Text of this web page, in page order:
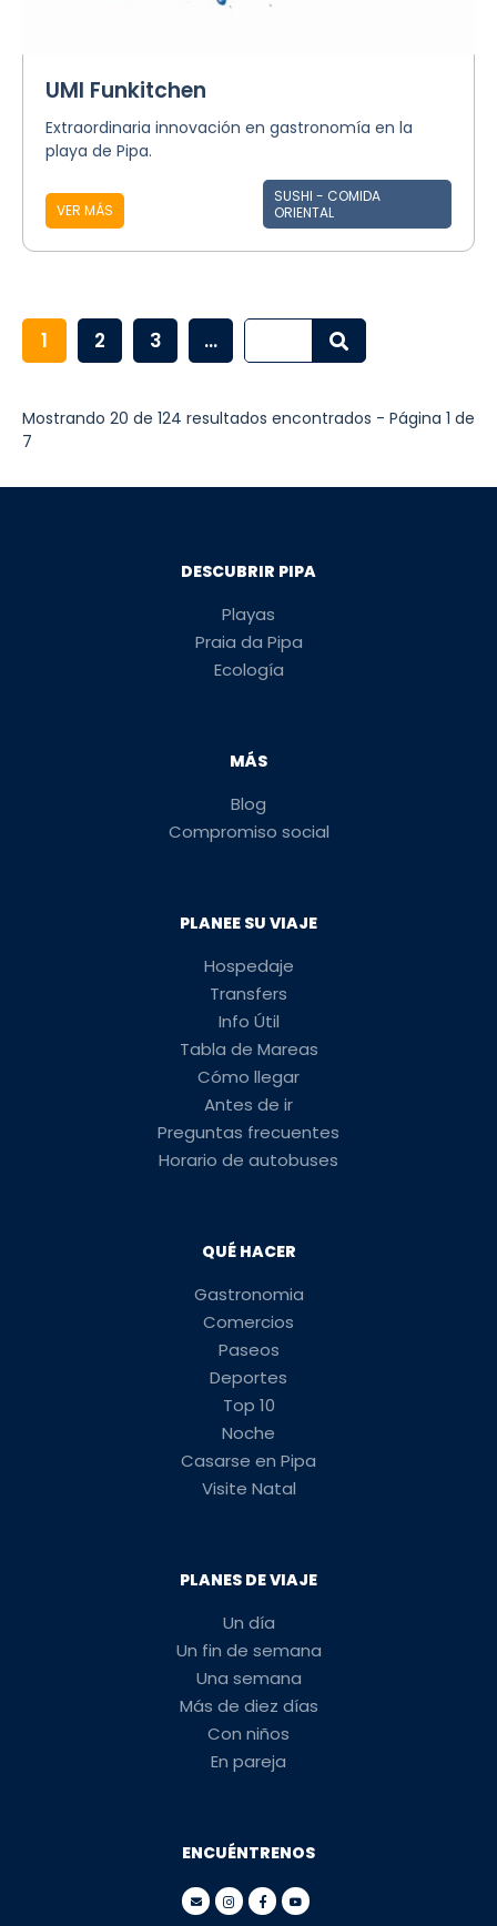
UMI Funkitchen
Extraordinaria innovación en gastronomía en la
playa de Pipa.
VER MÁS
SUSHI - COMIDA
ORIENTAL
1 2 3 ...
Mostrando 20 de 124 resultados encontrados - Página 1 de
7
DESCUBRIR PIPA
Playas
Praia da Pipa
Ecología
MÁS
Blog
Compromiso social
PLANEE SU VIAJE
Hospedaje
Transfers
Info Útil
Tabla de Mareas
Cómo llegar
Antes de ir
Preguntas frecuentes
Horario de autobuses
QUÉ HACER
Gastronomia
Comercios
Paseos
Deportes
Top 10
Noche
Casarse en Pipa
Visite Natal
PLANES DE VIAJE
Un día
Un fin de semana
Una semana
Más de diez días
Con niños
En pareja
ENCUÉNTRENOS